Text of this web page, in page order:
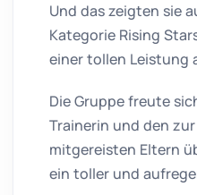
Und das zeigten sie
Kategorie Rising
einer tollen Leistung
Die Gruppe freute
Trainerin und den
mitgereisten Eltern
ein toller und